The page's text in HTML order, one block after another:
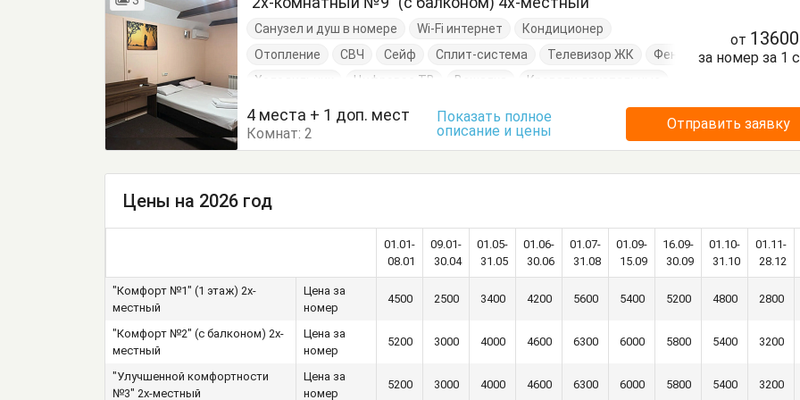
Санузел и душ в номере Wi-Fi интернет
Кондиционер
Отопление
СВЧ Сейф Сплит-система Телевизор ЖК
Фен
Холодильник
Цифровое ТВ Вешалка
Кровати двуспальные
Стулья
Тумбочки
Чайные принадлежности
Шкаф
от
за номер за 1
4 места + 1 доп. мест
Комнат:2
Показать полное
описание и цены
Отправить заявку
Цены на 2026 год
01.01-
08.01
09.01-
30.04
01.05-
31.05
01.06-
30.06
01.07-
31.08
01.09-
15.09
16.09-
30.09
01.10-
31.10
01.11-
28.12
"Комфорт №1" (1 этаж) 2х-
местный
Цена за
номер
4500 2500 3400 4200 5600 5400 5200 4800 2800
"Комфорт №2" (с балконом) 2х-
местный
Цена за
номер
5200 3000 4000 4600 6300 6000 5800 5400 3200
"Улучшенной комфортности
№3" 2х-местный
Цена за
номер
5200 3000 4000 4600 6300 6000 5800 5400 3200